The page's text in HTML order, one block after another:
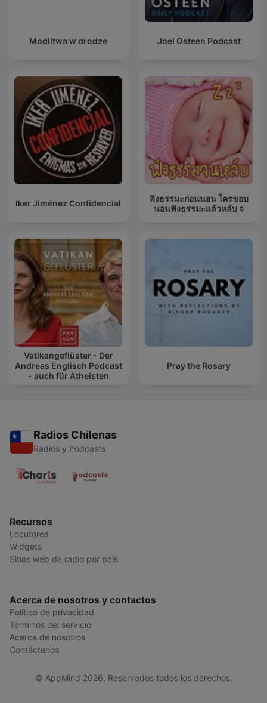
Modlitwa w drodze Joel Osteen Podcast
Iker Jiménez Confidencial
ฟังธรรมะก่อนนอน ใครชอบ
นอนฟังธรรมะแล้วหลับ จ
Vatikangeflüster - Der
Andreas Englisch Podcast
- auch für Atheisten
Pray the Rosary
Radios Chilenas
Radios y Podcasts
Recursos
Locutores
Widgets
Sitios web de radio por país
Acerca de nosotros y contactos
Política de privacidad
Términos del servicio
Acerca de nosotros
Contáctenos
© AppMind 2026. Reservados todos los derechos.